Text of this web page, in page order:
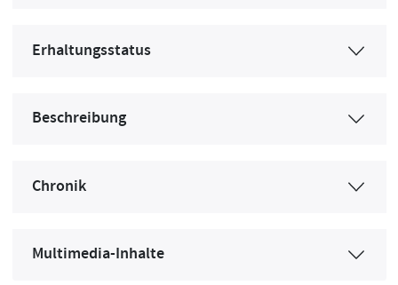
Erhaltungsstatus
Beschreibung
Chronik
Multimedia-Inhalte